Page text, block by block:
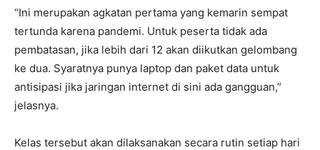
“Ini merupakan agkatan pertama yang kemarin sempat
tertunda karena pandemi. Untuk peserta tidak ada
pembatasan, jika lebih dari 12 akan diikutkan gelombang
ke dua. Syaratnya punya laptop dan paket data untuk
antisipasi jika jaringan internet di sini ada gangguan,”
jelasnya.
Kelas tersebut akan dilaksanakan secara rutin setiap hari